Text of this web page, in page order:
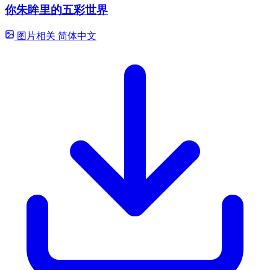
你朱眸里的五彩世界
图片相关 简体中文